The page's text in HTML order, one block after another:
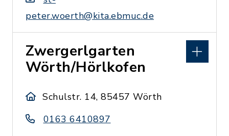
peter.woerth@kita.ebmuc.de
Zwergerlgarten
Wörth/Hörlkofen
Schulstr. 14, 85457 Wörth
0163 6410897